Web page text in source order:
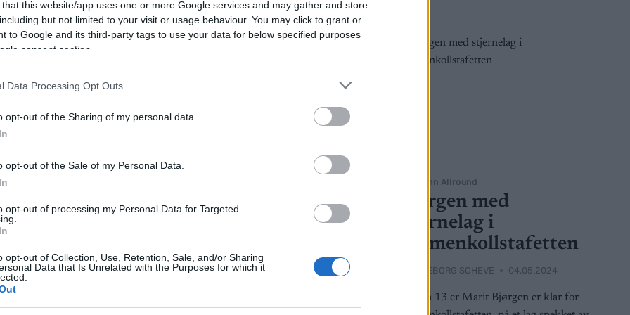
that this website/app uses one or more Google services and may gather and store
but not limited to your visit or usage behaviour. You may click to grant or
to Google and its third-party tags to use your data for below specified purposes
consent section.
Data Processing Opt Outs
opt-out of the Sharing of my personal data.
opt-out of the Sale of my Personal Data.
opt-out of processing my Personal Data for Targeted
opt-out of Collection, Use, Retention, Sale, and/or Sharing
Data that Is Unrelated with the Purposes for which it
topp ti i
lag Mosvik IL løp inn
10 i eliteklassen i
IK Tjalve parkerte
BY INGEBORG SCHEVE 04.05.2024
Langrenn Allround
Bjørgen med
stjernelag i
Holmenkollstafetten
INGEBORG SCHEVE 04.05.2024
Klokka 13 er Marit Bjørgen er klar for